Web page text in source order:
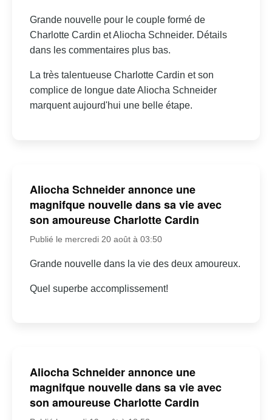
Grande nouvelle pour le couple formé de
Charlotte Cardin et Aliocha Schneider. Détails
dans les commentaires plus bas.
La très talentueuse Charlotte Cardin et son
complice de longue date Aliocha Schneider
marquent aujourd'hui une belle étape.
Aliocha Schneider annonce une
magnifque nouvelle dans sa vie avec
son amoureuse Charlotte Cardin
Publié le mercredi 20 août à 03:50
Grande nouvelle dans la vie des deux amoureux.
Quel superbe accomplissement!
Aliocha Schneider annonce une
magnifque nouvelle dans sa vie avec
son amoureuse Charlotte Cardin